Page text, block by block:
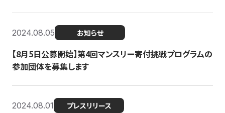
2024.08.05 お知らせ
【8月5日公募開始】第4回マンスリー寄付挑戦プログラムの
参加団体を募集します
2024.08.01 プレスリリース